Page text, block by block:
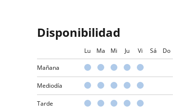
Disponibilidad
Lu Ma Mi Ju Vi Sá Do
Mañana
Mediodía
Tarde